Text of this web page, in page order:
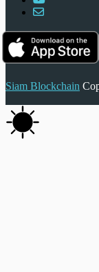
Siam Blockchain